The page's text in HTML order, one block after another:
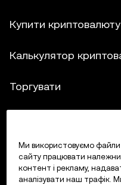
Купити криптовалюту
Калькулятор
Торгувати
Ми використовуємо
сайту працювати
контент і рекламу,
аналізувати наш трафік.